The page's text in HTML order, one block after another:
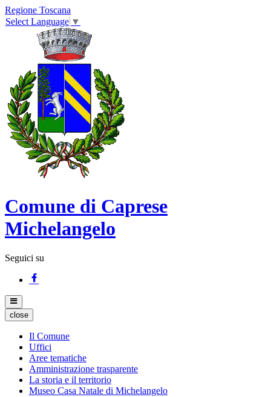
Regione Toscana
Select Language ▼
Comune di Caprese
Michelangelo
Seguici su
close
Il Comune
Uffici
Aree tematiche
Amministrazione trasparente
La storia e il territorio
Museo Casa Natale di Michelangelo